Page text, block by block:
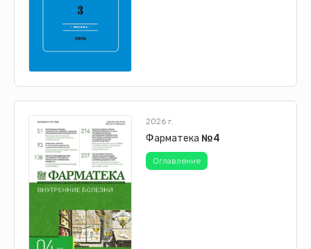
2026 г.
Фарматека №4
Оглавление